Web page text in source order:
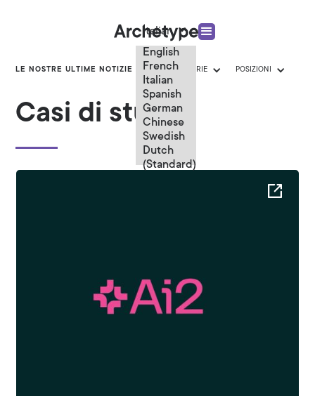
Italian
English
French
Italian
Spanish
German
Chinese
Swedish
Dutch
(Standard)
LE NOSTRE ULTIME NOTIZIE CATEGORIE POSIZIONI
Casi di studio